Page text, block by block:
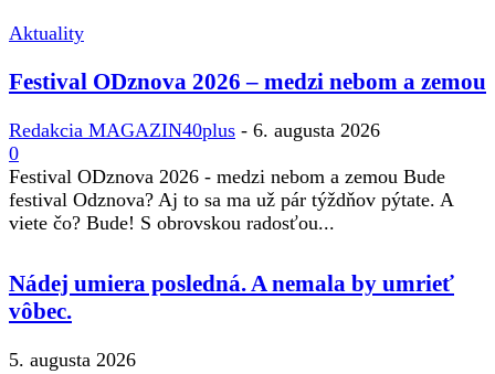
Aktuality
Festival ODznova 2026 – medzi nebom a zemou
Redakcia MAGAZIN40plus - 6. augusta 2026
0
Festival ODznova 2026 - medzi nebom a zemou Bude
festival Odznova? Aj to sa ma už pár týždňov pýtate. A
viete čo? Bude! S obrovskou radosťou...
Nádej umiera posledná. A nemala by umrieť
vôbec.
5. augusta 2026